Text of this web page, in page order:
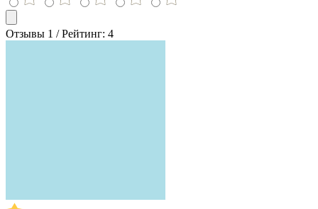
Отзывы 1 / Рейтинг: 4